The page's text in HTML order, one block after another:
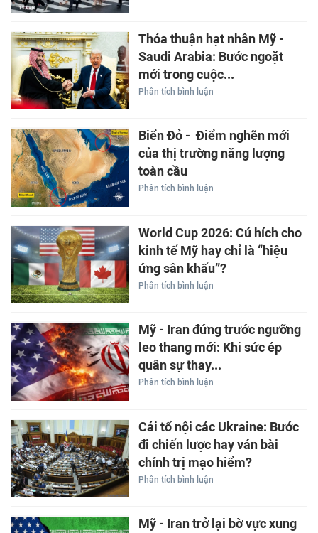
Thỏa thuận hạt nhân Mỹ -
Saudi Arabia: Bước ngoặt
mới trong cuộc...
Phân tích bình luận
Biển Đỏ - Điểm nghẽn mới
của thị trường năng lượng
toàn cầu
Phân tích bình luận
World Cup 2026: Cú hích cho
kinh tế Mỹ hay chỉ là “hiệu
ứng sân khấu”?
Phân tích bình luận
Mỹ - Iran đứng trước ngưỡng
leo thang mới: Khi sức ép
quân sự thay...
Phân tích bình luận
Cải tổ nội các Ukraine: Bước
đi chiến lược hay ván bài
chính trị mạo hiểm?
Phân tích bình luận
Mỹ - Iran trở lại bờ vực xung